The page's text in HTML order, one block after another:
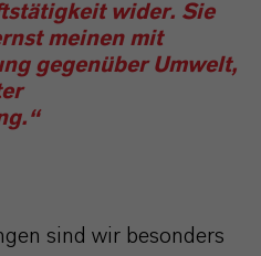
wider. Sie
meinen mit
gegenüber Umwelt,
sind wir besonders